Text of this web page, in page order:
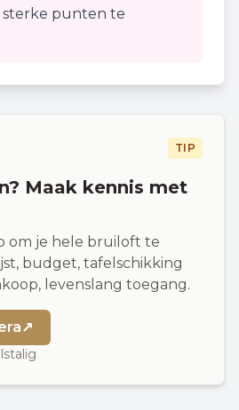
sterke punten te
TIP
Maak kennis met
om je hele bruiloft te
budget, tafelschikking
levenslang toegang.
↗